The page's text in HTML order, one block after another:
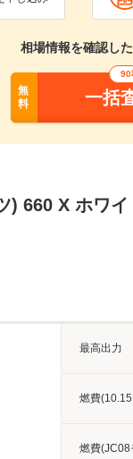
相場情報を確認し
無
料
90
一括
) 660 X ホワ
最高出力
燃費
燃費(JC08